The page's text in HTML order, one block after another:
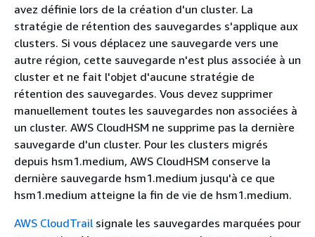
avez définie lors de la création d'un cluster. La
stratégie de rétention des sauvegardes s'applique aux
clusters. Si vous déplacez une sauvegarde vers une
autre région, cette sauvegarde n'est plus associée à un
cluster et ne fait l'objet d'aucune stratégie de
rétention des sauvegardes. Vous devez supprimer
manuellement toutes les sauvegardes non associées à
un cluster. AWS CloudHSM ne supprime pas la dernière
sauvegarde d'un cluster. Pour les clusters migrés
depuis hsm1.medium, AWS CloudHSM conserve la
dernière sauvegarde hsm1.medium jusqu'à ce que
hsm1.medium atteigne la fin de vie de hsm1.medium.
AWS CloudTrail signale les sauvegardes marquées pour